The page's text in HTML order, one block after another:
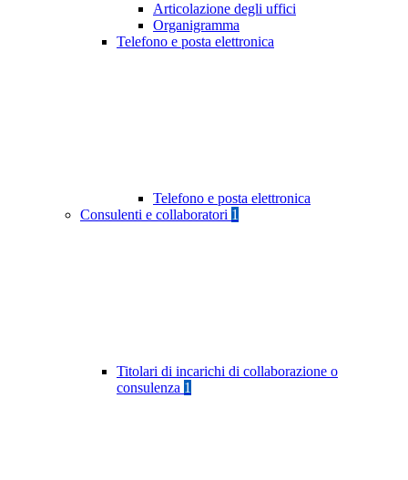
Articolazione degli uffici
Organigramma
Telefono e posta elettronica
Telefono e posta elettronica
Consulenti e collaboratori 1
Titolari di incarichi di collaborazione o
consulenza 1